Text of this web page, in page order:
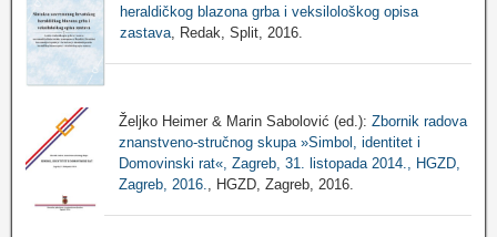
heraldičkog blazona grba i veksilološkog opisa
zastava, Redak, Split, 2016.
Željko Heimer & Marin Sabolović (ed.): Zbornik radova
znanstveno-stručnog skupa »Simbol, identitet i
Domovinski rat«, Zagreb, 31. listopada 2014., HGZD,
Zagreb, 2016.
, HGZD, Zagreb, 2016.